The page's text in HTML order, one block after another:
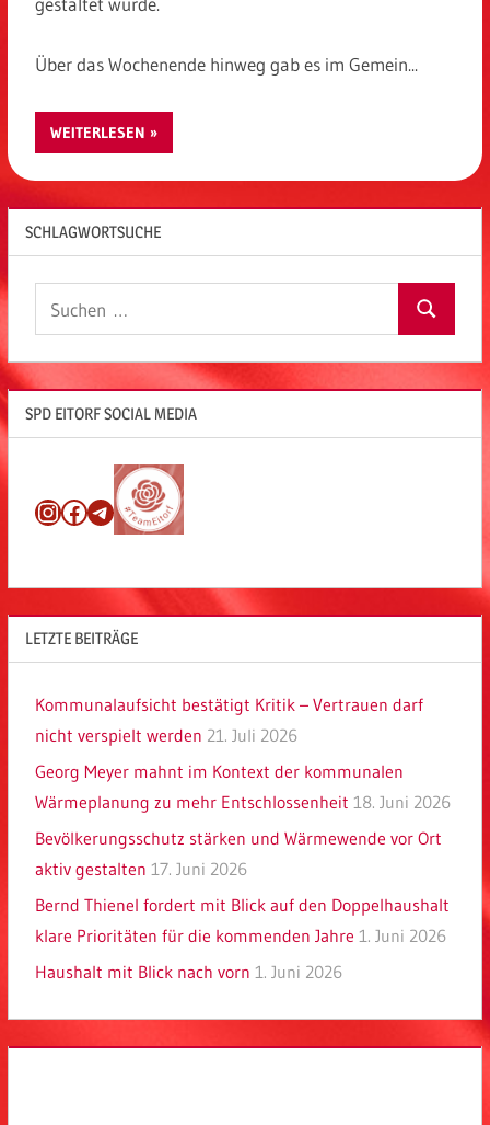
Über das Wochenende hinweg gab es im Gemein...
WEITERLESEN
SCHLAGWORTSUCHE
Suchen
SPD EITORF SOCIAL MEDIA
Instagram
Facebook
Telegram
LETZTE BEITRÄGE
Kommunalaufsicht bestätigt Kritik – Vertrauen darf
nicht verspielt werden 21. Juli 2026
Georg Meyer mahnt im Kontext der kommunalen
Wärmeplanung zu mehr Entschlossenheit 18. Juni 2026
Bevölkerungsschutz stärken und Wärmewende vor Ort
aktiv gestalten 17. Juni 2026
Bernd Thienel fordert mit Blick auf den Doppelhaushalt
klare Prioritäten für die kommenden Jahre 1. Juni 2026
Haushalt mit Blick nach vorn 1. Juni 2026